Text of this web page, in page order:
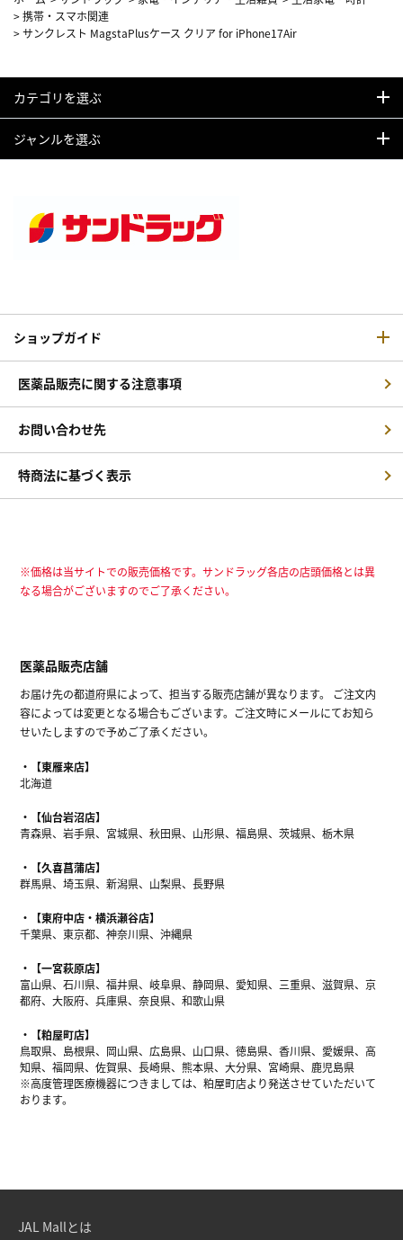
>携帯・スマホ関連
>サンクレスト MagstaPlusケース クリア for iPhone17Air
カテゴリを選ぶ
ジャンルを選ぶ
ショップガイド
医薬品販売に関する注意事項
お問い合わせ先
特商法に基づく表示
※価格は当サイトでの販売価格です。サンドラッグ各店の店頭価格とは異
なる場合がございますのでご了承ください。
医薬品販売店舗
お届け先の都道府県によって、担当する販売店舗が異なります。 ご注文内
容によっては変更となる場合もございます。ご注文時にメールにてお知ら
せいたしますので予めご了承ください。
【東雁来店】
北海道
【仙台岩沼店】
青森県、岩手県、宮城県、秋田県、山形県、福島県、茨城県、栃木県
【久喜菖蒲店】
群馬県、埼玉県、新潟県、山梨県、長野県
【東府中店・横浜瀬谷店】
千葉県、東京都、神奈川県、沖縄県
【一宮萩原店】
富山県、石川県、福井県、岐阜県、静岡県、愛知県、三重県、滋賀県、京
都府、大阪府、兵庫県、奈良県、和歌山県
【粕屋町店】
鳥取県、島根県、岡山県、広島県、山口県、徳島県、香川県、愛媛県、高
知県、福岡県、佐賀県、長崎県、熊本県、大分県、宮崎県、鹿児島県
※高度管理医療機器につきましては、粕屋町店より発送させていただいて
おります。
JAL Mallとは